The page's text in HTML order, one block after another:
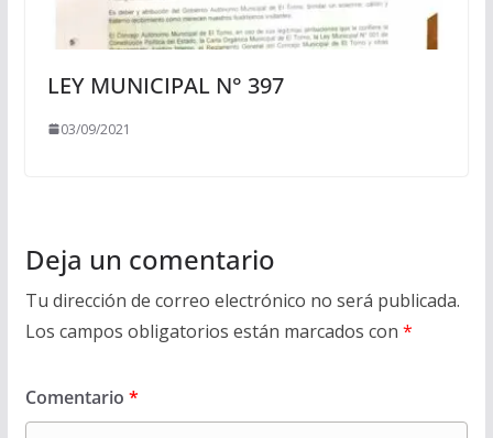
LEY MUNICIPAL N° 397
03/09/2021
Deja un comentario
Tu dirección de correo electrónico no será publicada.
Los campos obligatorios están marcados con *
Comentario *